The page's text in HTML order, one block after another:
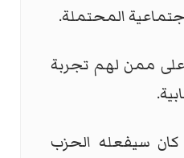
المحتملة.
على ممن لهم تجربة
كان سيفعله الحزب